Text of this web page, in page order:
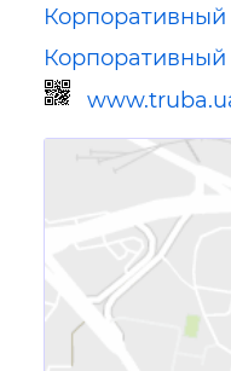
Корпоративный
Корпоративный
Ссылка для мобильных